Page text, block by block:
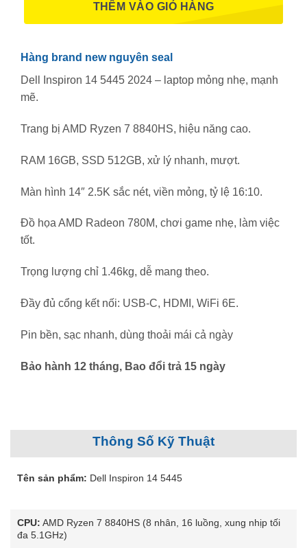
THÊM VÀO GIỎ HÀNG
Hàng brand new nguyên seal
Dell Inspiron 14 5445 2024 – laptop mỏng nhẹ, mạnh
mẽ.
Trang bị AMD Ryzen 7 8840HS, hiệu năng cao.
RAM 16GB, SSD 512GB, xử lý nhanh, mượt.
Màn hình 14″ 2.5K sắc nét, viền mỏng, tỷ lệ 16:10.
Đồ họa AMD Radeon 780M, chơi game nhẹ, làm việc
tốt.
Trọng lượng chỉ 1.46kg, dễ mang theo.
Đầy đủ cổng kết nối: USB-C, HDMI, WiFi 6E.
Pin bền, sạc nhanh, dùng thoải mái cả ngày
Bảo hành 12 tháng, Bao đổi trả 15 ngày
Thông Số Kỹ Thuật
Tên sản phẩm: Dell Inspiron 14 5445
CPU: AMD Ryzen 7 8840HS (8 nhân, 16 luồng, xung nhịp tối
đa 5.1GHz)